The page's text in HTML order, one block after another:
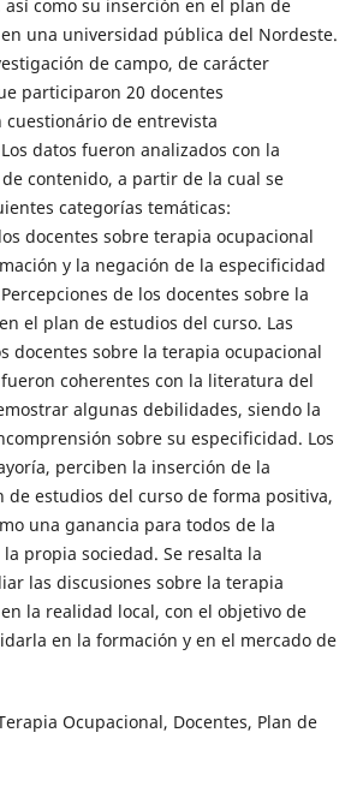
como su inserción en el plan de
una universidad pública del Nordeste.
de campo, de carácter
participaron 20 docentes
de entrevista
datos fueron analizados con la
contenido, a partir de la cual se
categorías temáticas:
docentes sobre terapia ocupacional
y la negación de la especificidad
de los docentes sobre la
el plan de estudios del curso. Las
docentes sobre la terapia ocupacional
coherentes con la literatura del
algunas debilidades, siendo la
sobre su especificidad. Los
perciben la inserción de la
de estudios del curso de forma positiva,
una ganancia para todos de la
propia sociedad. Se resalta la
las discusiones sobre la terapia
la realidad local, con el objetivo de
en la formación y en el mercado de
Ocupacional, Docentes, Plan de